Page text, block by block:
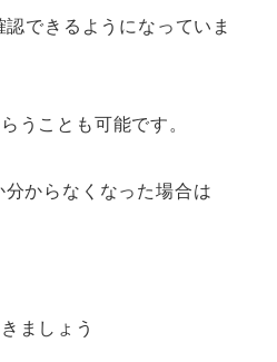
できるようになっていま
うことも可能です。
からなくなった場合は
ましょう